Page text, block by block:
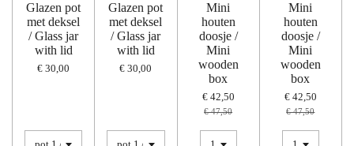
Glazen pot
met deksel
/ Glass jar
with lid
€ 30,00
Glazen pot
met deksel
/ Glass jar
with lid
€ 30,00
Mini
houten
doosje /
Mini
wooden
box
€ 42,50
€ 47,50
Mini
houten
doosje /
Mini
wooden
box
€ 42,50
€ 47,50